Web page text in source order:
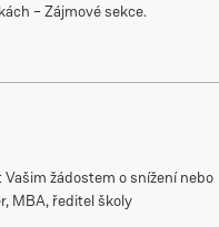
– Zájmové sekce.
žádostem o snížení nebo
MBA, ředitel školy